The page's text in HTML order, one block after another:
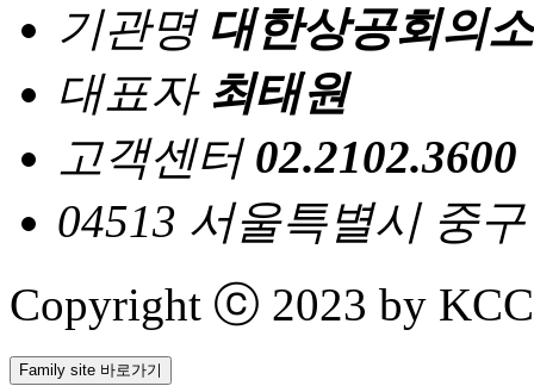
기관명 대한상공회의소
대표자 최태원
고객센터 02.2102.3600
04513 서울특별시 중
Copyright ⓒ 2023 by
Family site 바로가기